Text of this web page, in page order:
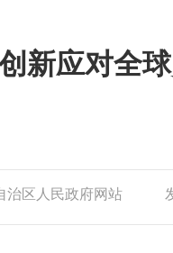
新应对全
治区人民政府网站